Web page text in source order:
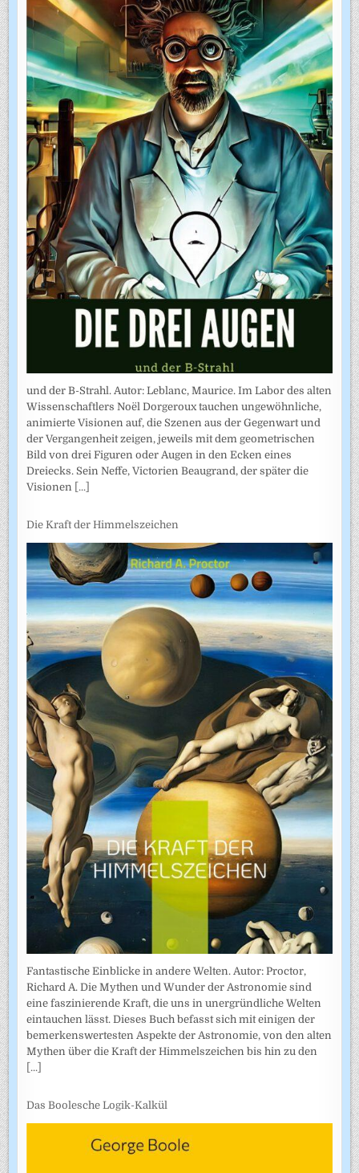
und der B-Strahl. Autor: Leblanc, Maurice. Im Labor des alten
Wissenschaftlers Noël Dorgeroux tauchen ungewöhnliche,
animierte Visionen auf, die Szenen aus der Gegenwart und
der Vergangenheit zeigen, jeweils mit dem geometrischen
Bild von drei Figuren oder Augen in den Ecken eines
Dreiecks. Sein Neffe, Victorien Beaugrand, der später die
Visionen [...]
Die Kraft der Himmelszeichen
Fantastische Einblicke in andere Welten. Autor: Proctor,
Richard A. Die Mythen und Wunder der Astronomie sind
eine faszinierende Kraft, die uns in unergründliche Welten
eintauchen lässt. Dieses Buch befasst sich mit einigen der
bemerkenswertesten Aspekte der Astronomie, von den alten
Mythen über die Kraft der Himmelszeichen bis hin zu den
[...]
Das Boolesche Logik-Kalkül